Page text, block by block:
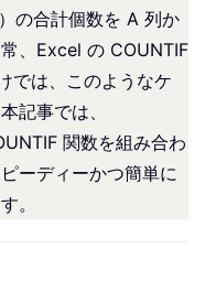
の合計個数を A 列か
、Excel の COUNTIF
では、このようなケ
記事では、
関数を組み合わ
ーディーかつ簡単に
。